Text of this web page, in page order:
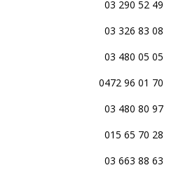
03 290 52 49
03 326 83 08
03 480 05 05
0472 96 01 70
03 480 80 97
015 65 70 28
03 663 88 63